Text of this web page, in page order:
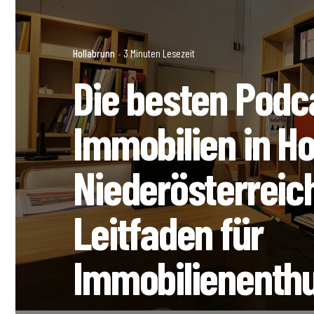
Hollabrunn 3 Minuten Lesezeit
Die besten
Immobilien in
Leitfaden für